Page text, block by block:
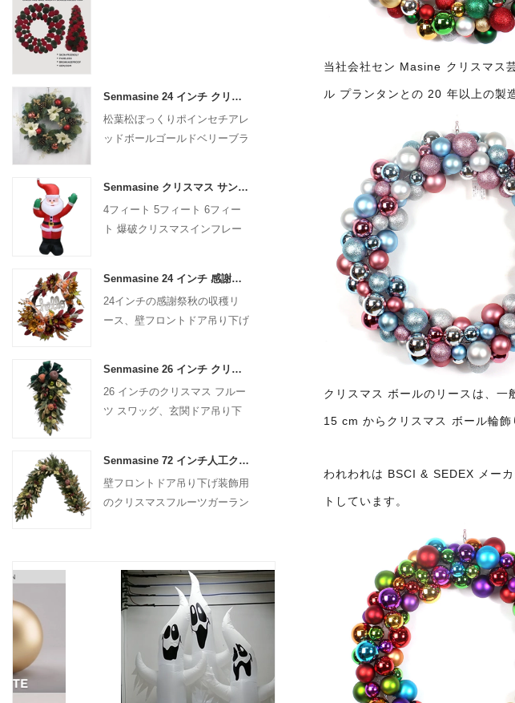
Senmasine 24 インチ クリスマス人工花輪松葉松ぼっくりポインセチア赤いボール ゴールド ベリー ブランチ付き
松葉松ぼっくりポインセチアレ
ッドボールゴールドベリーブラ
Senmasine クリスマス サンタクロース インフレータブル 爆破クリスマス インフレータブル デコレーション ホリデー 冬 屋内 屋外
4フィート 5フィート 6フィー
ト 爆破クリスマスインフレー
ンタクロース インフレータブ
ル
Senmasine 24 インチ 感謝祭秋の収穫リース ハローサイン付き 秋の収穫の葉 ひまわり カボチャパターン リボン付き
24インチの感謝祭秋の収穫リ
ース、壁フロントドア吊り下げ
Senmasine 26 インチ クリスマス フルーツ スワッグ リボン弓付き 人工 PVC 枝葉
26 インチのクリスマス フルー
ツ スワッグ、玄関ドア吊り下
Senmasine 72 インチ人工クリスマスフルーツガーランド階段暖炉吊り下げ装飾用
壁フロントドア吊り下げ装飾用
のクリスマスフルーツガーラン
当社会社セン Masine クリスマス
ル プランタンとの 20 年以上の製
クリスマス ボールのリースは、
15 cm からクリスマス ボール輪
われわれは BSCI & SEDEX メー
トしています。